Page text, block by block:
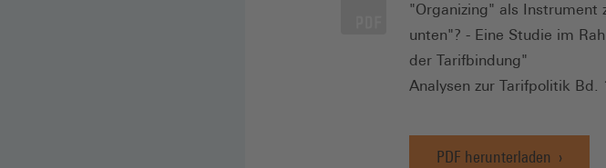
"Organizing" als Instrument
unten"? - Eine Studie im
der Tarifbindung"
Analysen zur Tarifpolitik Bd.
PDF herunterladen